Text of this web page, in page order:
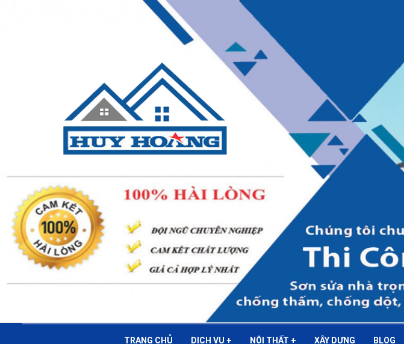
TRANG CHỦ DỊCH VỤ + NỘI THẤT + XÂY DỰNG BLOG